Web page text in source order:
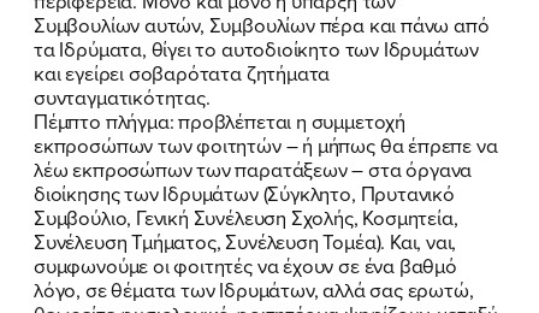
Συμβουλίων αυτών, Συμβουλίων πέρα και πάνω από
τα Ιδρύματα, θίγει το αυτοδιοίκητο των Ιδρυμάτων
και εγείρει σοβαρότατα ζητήματα
συνταγματικότητας.
Πέμπτο πλήγμα: προβλέπεται η συμμετοχή
εκπροσώπων των φοιτητών – ή μήπως θα έπρεπε να
λέω εκπροσώπων των παρατάξεων – στα όργανα
διοίκησης των Ιδρυμάτων (Σύγκλητο, Πρυτανικό
Συμβούλιο, Γενική Συνέλευση Σχολής, Κοσμητεία,
Συνέλευση Τμήματος, Συνέλευση Τομέα). Και, ναι,
συμφωνούμε οι φοιτητές να έχουν σε ένα βαθμό
λόγο, σε θέματα των Ιδρυμάτων, αλλά σας ερωτώ,